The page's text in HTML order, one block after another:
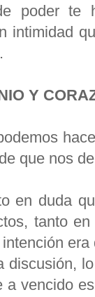
poder te
intimidad
Y
que nos
en duda
tanto
discusión,
a vencido